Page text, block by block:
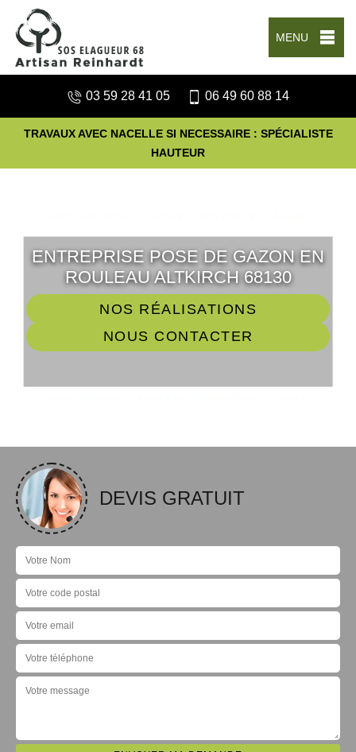
MENU
03 59 28 41 05 06 49 60 88 14
TRAVAUX AVEC NACELLE SI NECESSAIRE : SPÉCIALISTE
HAUTEUR
ENTREPRISE POSE DE GAZON EN
ROULEAU ALTKIRCH 68130
NOS RÉALISATIONS
NOUS CONTACTER
DEVIS GRATUIT